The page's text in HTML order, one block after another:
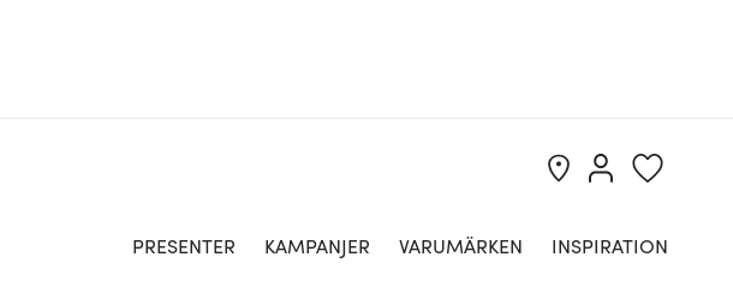
PRESENTER KAMPANJER VARUMÄRKEN INSPIRATION